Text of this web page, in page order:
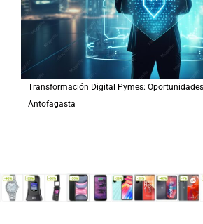
Transformación Digital Pymes:
Antofagasta